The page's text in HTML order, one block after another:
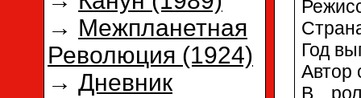
→ Межпланетная
Революция (1924)
→ Дневник
Год
Автор
В